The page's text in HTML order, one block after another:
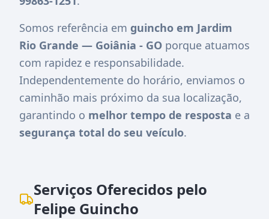
Somos referência em guincho em Jardim
Rio Grande — Goiânia - GO porque atuamos
com rapidez e responsabilidade.
Independentemente do horário, enviamos o
caminhão mais próximo da sua localização,
garantindo o melhor tempo de resposta e a
segurança total do seu veículo.
Serviços Oferecidos pelo
Felipe Guincho